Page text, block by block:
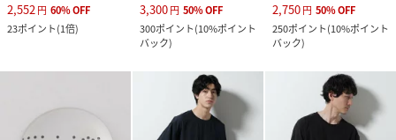
サイズ Ｍ、Ｌ
MG8799_672
672-4224204-030-20 MG8799
2,552円 60%OFF
23ポイント(1倍)
3,300円 50%OFF
300ポイント(10%ポイント
バック)
2,750円 50%OFF
250ポイント(10%ポイント
バック)